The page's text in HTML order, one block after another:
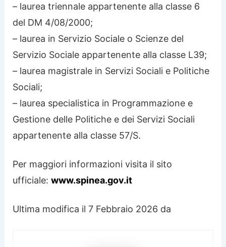
– laurea triennale appartenente alla classe 6
del DM 4/08/2000;
– laurea in Servizio Sociale o Scienze del
Servizio Sociale appartenente alla classe L39;
– laurea magistrale in Servizi Sociali e Politiche
Sociali;
– laurea specialistica in Programmazione e
Gestione delle Politiche e dei Servizi Sociali
appartenente alla classe 57/S.
Per maggiori informazioni visita il sito
ufficiale:www.spinea.gov.it
Ultima modifica il 7 Febbraio 2026 da